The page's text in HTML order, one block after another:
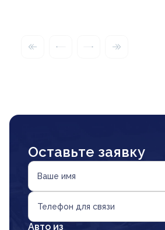
Оставьте заявку
Ваше имя
Телефон для связи
Авто из